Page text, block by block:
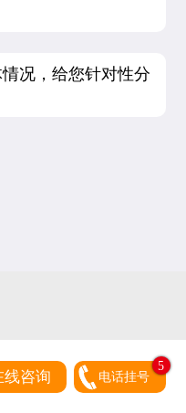
况，给您针对性分
线咨询 电话挂号
5